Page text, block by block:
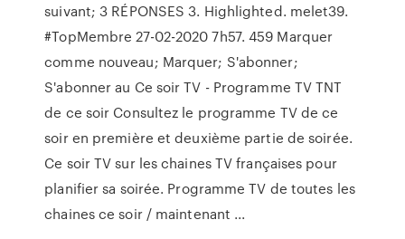
suivant; 3 RÉPONSES 3. Highlighted. melet39.
#TopMembre ‎27-02-2020 7h57. 459 Marquer
comme nouveau; Marquer; S'abonner;
S'abonner au Ce soir TV - Programme TV TNT
de ce soir Consultez le programme TV de ce
soir en première et deuxième partie de soirée.
Ce soir TV sur les chaines TV françaises pour
planifier sa soirée. Programme TV de toutes les
chaines ce soir / maintenant ...